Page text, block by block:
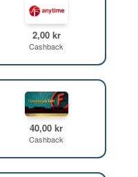
2,00 kr
Cashback
40,00 kr
Cashback